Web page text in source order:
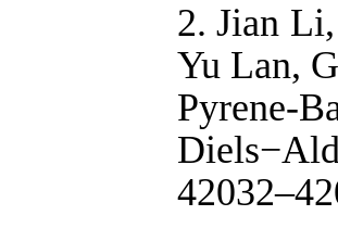
2.Jian Li,
Yu Lan,
Pyrene-